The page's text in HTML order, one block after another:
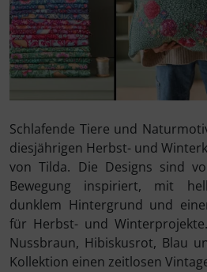
Schlafende Tiere und
diesjährigen Herbst- und
von Tilda. Die Designs sind
Bewegung inspiriert, mit
dunklem Hintergrund und
für Herbst- und
Nussbraun, Hibiskusrot, Blau
Kollektion einen zeitlosen